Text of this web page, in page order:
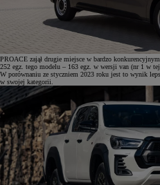
PROACE zajął drugie miejsce w bardzo
252 egz. tego modelu – 163 egz. w wersji van (nr 1 w
W porównaniu ze styczniem 2023 roku jest to wynik
w swojej kategorii.